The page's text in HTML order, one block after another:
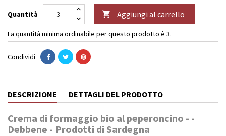
Quantità  Aggiungi al carrello
La quantità minima ordinabile per questo prodotto è 3.
Condividi
DESCRIZIONE DETTAGLI DEL PRODOTTO
Crema di formaggio bio al peperoncino - -
Debbene - Prodotti di Sardegna